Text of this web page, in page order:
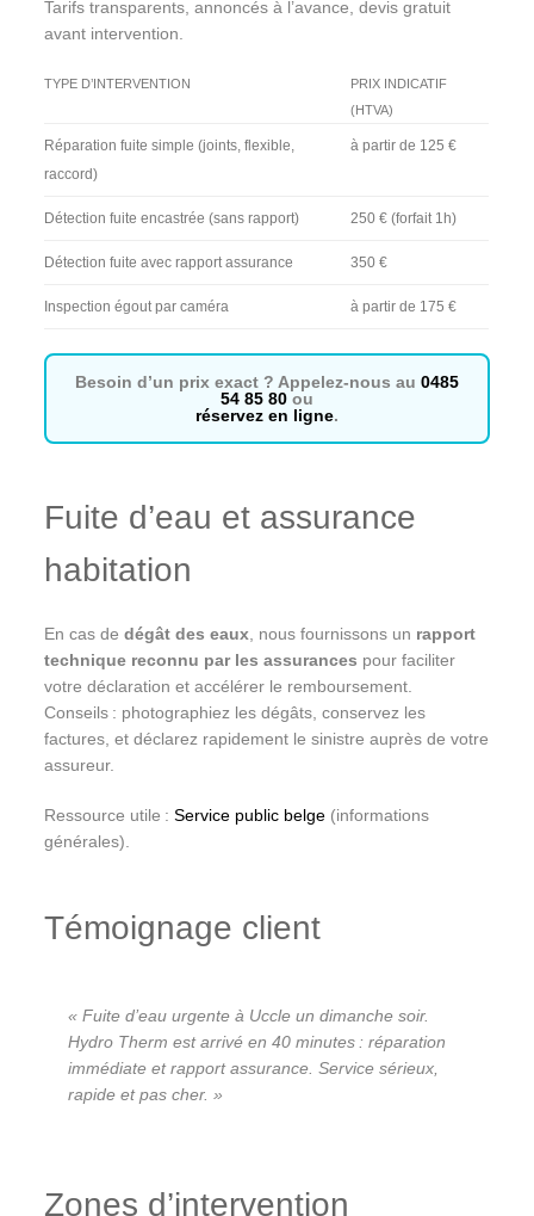
Tarifs transparents, annoncés à l’avance, devis gratuit
avant intervention.
TYPE D’INTERVENTION
PRIX INDICATIF
(HTVA)
Réparation fuite simple (joints, flexible,
raccord)
à partir de 125 €
Détection fuite encastrée (sans rapport) 250 € (forfait 1h)
Détection fuite avec rapport assurance 350 €
Inspection égout par caméra à partir de 175 €
Besoin d’un prix exact ? Appelez-nous au 0485
54 85 80 ou
réservez en ligne.
Fuite d’eau et assurance
habitation
En cas dedégât des eaux, nous fournissons un rapport
technique reconnu par les assurances pour faciliter
votre déclaration et accélérer le remboursement.
Conseils : photographiez les dégâts, conservez les
factures, et déclarez rapidement le sinistre auprès de votre
assureur.
Ressource utile :Service public belge (informations
générales).
Témoignage client
« Fuite d’eau urgente à Uccle un dimanche soir.
Hydro Therm est arrivé en 40 minutes : réparation
immédiate et rapport assurance. Service sérieux,
rapide et pas cher. »
Zones d’intervention